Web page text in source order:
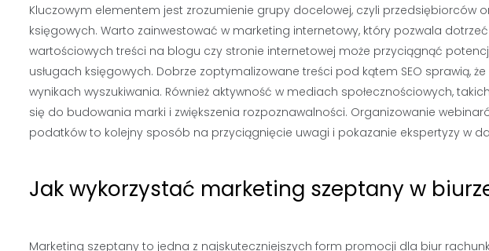
Kluczowym elementem jest zrozumienie grupy docelowej, czyli przedsiębiorców
księgowych. Warto zainwestować w marketing internetowy, który pozwala
wartościowych treści na blogu czy stronie internetowej może przyciągnąć
usługach księgowych. Dobrze zoptymalizowane treści pod kątem SEO sprawią,
wynikach wyszukiwania. Również aktywność w mediach społecznościowych,
się do budowania marki i zwiększenia rozpoznawalności. Organizowanie
podatków to kolejny sposób na przyciągnięcie uwagi i pokazanie ekspertyzy w
Jak wykorzystać marketing szeptany w
Marketing szeptany to jedna z najskuteczniejszych form promocji dla biur